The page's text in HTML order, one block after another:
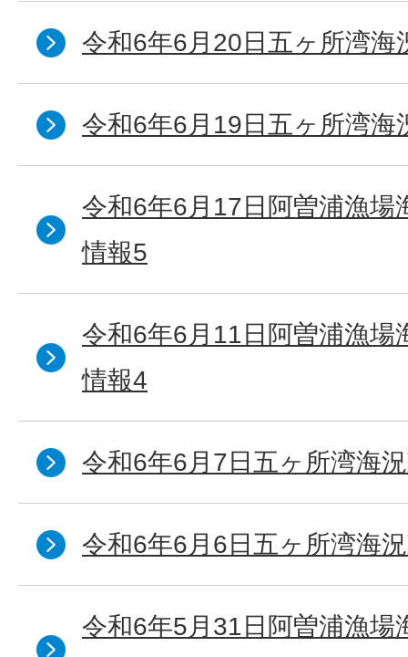
令和6年6月20日五ヶ所湾海
令和6年6月19日五ヶ所湾海
令和6年6月17日阿曽浦漁場
情報5
令和6年6月11日阿曽浦漁場
情報4
令和6年6月7日五ヶ所湾海
令和6年6月6日五ヶ所湾海
令和6年5月31日阿曽浦漁場